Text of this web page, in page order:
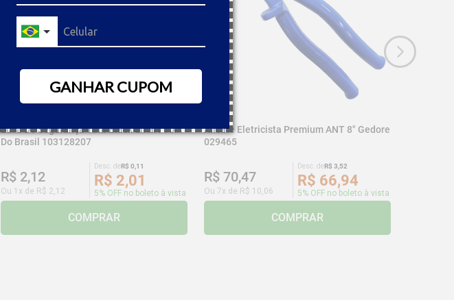
GANHAR CUPOM
Luva De Segurança Tátil Black Smart Volk
Do Brasil 103128207
R$ 2,12
Ou 1 x de R$ 2 12
Desc. deR$ 0 11
R$ 2,01
5% OFF no boleto à vista
COMPRAR
Alicate Eletricista Premium ANT 8" Gedore
029465
R$ 70,47
Ou7x de R$ 10 06
Desc. deR$ 3 52
R$ 66,94
5% OFF no boleto à vista
COMPRAR